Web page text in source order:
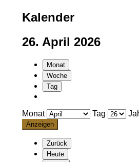
Kalender
26. April 2026
Monat
Woche
Tag
Monat Tag
Zurück
Heute